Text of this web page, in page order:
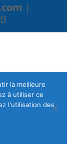
|
la meilleure
à utiliser ce
l'utilisation des